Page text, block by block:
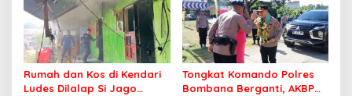
Rumah dan Kos di Kendari
Ludes Dilalap Si Jago
Tongkat Komando Polres
Bombana Berganti, AKBP